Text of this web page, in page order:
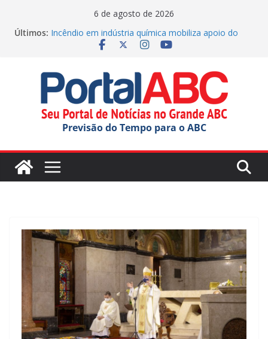
6 de agosto de 2026
Últimos: Incêndio em indústria química mobiliza apoio do
Polícia Militar apreende drogas nos Correios em SP
Parque Tecnológico de Santo André oferece tour
gratuito
Festival do Chocolate terá shows infantis aos
domingos
Previsão do Tempo para o ABC